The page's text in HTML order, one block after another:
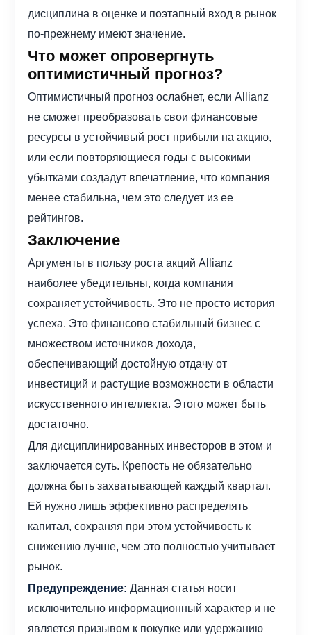
дисциплина в оценке и поэтапный вход в рынок
по-прежнему имеют значение.
Что может опровергнуть
оптимистичный прогноз?
Оптимистичный прогноз ослабнет, если Allianz
не сможет преобразовать свои финансовые
ресурсы в устойчивый рост прибыли на акцию,
или если повторяющиеся годы с высокими
убытками создадут впечатление, что компания
менее стабильна, чем это следует из ее
рейтингов.
Заключение
Аргументы в пользу роста акций Allianz
наиболее убедительны, когда компания
сохраняет устойчивость. Это не просто история
успеха. Это финансово стабильный бизнес с
множеством источников дохода,
обеспечивающий достойную отдачу от
инвестиций и растущие возможности в области
искусственного интеллекта. Этого может быть
достаточно.
Для дисциплинированных инвесторов в этом и
заключается суть. Крепость не обязательно
должна быть захватывающей каждый квартал.
Ей нужно лишь эффективно распределять
капитал, сохраняя при этом устойчивость к
снижению лучше, чем это полностью учитывает
рынок.
Предупреждение: Данная статья носит
исключительно информационный характер и не
является призывом к покупке или удержанию